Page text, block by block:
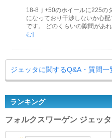
18‐8ｊ+50のホイールに225の
になっており干渉しないか心
です。 どのくらいの隙間があ
む]
ジェッタに関するQ&A・質問一
ランキング
フォルクスワーゲン ジェッ